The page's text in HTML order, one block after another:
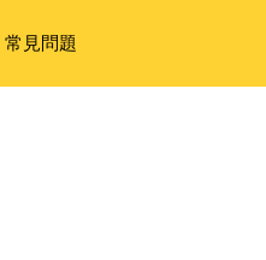
常見問題